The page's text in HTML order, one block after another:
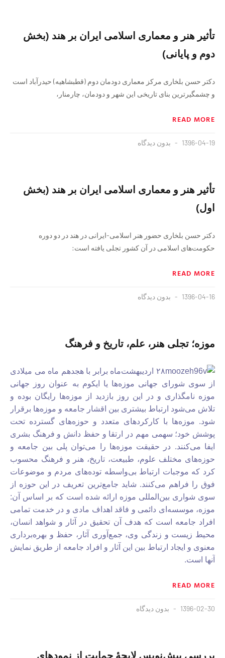
تأثیر هنر و معماری اسلامی ایران بر هند (بخش
دوم و پایانی)
دکتر حسن بلخاری مرکز معماری دودمان دوم (قطبشاهیه) حیدرآباد است
و چشمگیر‌ترین بنای تاریخی این شهر و دودمان، چارمنار،
READ MORE
1396-04-19 بدون دیدگاه
تأثیر هنر و معماری اسلامی ایران بر هند (بخش
اول)
دکتر حسن بلخاری حضور هنر اسلامی-ایرانی در هند در دو دوره
حکومت‌های اسلامی در آن کشور تجلی یافته است:
READ MORE
1396-04-16 بدون دیدگاه
موزه؛ تجلی هنر، علم، تاریخ و فرهنگ
۲۸ اردیبهشت‌ماه برابر با هجدهم ماه می میلادی
از سوی شورای جهانی موزه‌ها یا ایکوم به عنوان روز جهانی
موزه نامگذاری و در این روز بازدید از موزه‌ها رایگان بوده و
تلاش می‌شود ارتباط بیشتری بین اقشار جامعه و موزه‌ها برقرار
شود. موزه‌ها با کارکردهای متعدد و حوزه‌های گسترده تحت
پوشش خود؛ سهمی مهم در ارتقا و حفظ دانش و فرهنگ بشری
ایفا می‌کنند. در حقیقت موزه‌ها را می‌توان پلی بین جامعه و
حوزه‌های مختلف علوم، طبیعت، تاریخ، هنر و فرهنگ محسوب
کرد که موجبات ارتباط بی‌واسطه توده‌های مردم و موضوعات
فوق را فراهم می‌کنند. شاید جامع‌ترین تعریف در این حوزه از
سوی شواری بین‌المللی موزه ارائه شده است که بر اساس آن:
موزه، موسسه‌ای دائمی و فاقد اهداف مادی و در خدمت تمامی
افراد جامعه است که هدف آن تحقیق در آثار و شواهد انسان،
محیط زیست و زندگی وی، جمع‌آوری آثار، حفظ و بهره‌برداری
معنوی و ایجاد ارتباط بین این آثار و افراد جامعه از طریق نمایش
آنها است.
READ MORE
1396-02-30 بدون دیدگاه